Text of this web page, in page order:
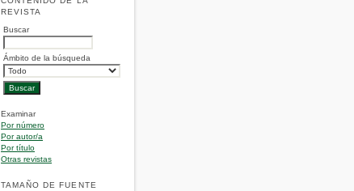
REVISTA
Buscar
Ámbito de la búsqueda
Examinar
Por número
Por autor/a
Por título
Otras revistas
TAMAÑO DE FUENTE